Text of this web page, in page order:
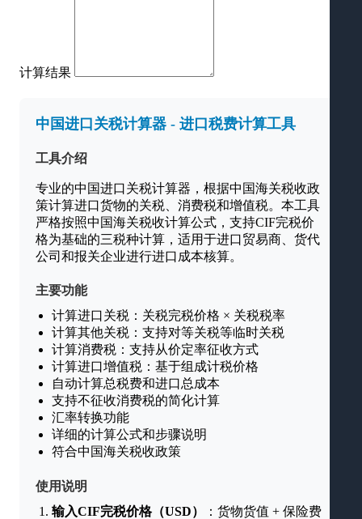
计算结果
中国进口关税计算器 - 进口税费计算工具
工具介绍
专业的中国进口关税计算器，根据中国海关税收政
策计算进口货物的关税、消费税和增值税。本工具
严格按照中国海关税收计算公式，支持CIF完税价
格为基础的三税种计算，适用于进口贸易商、货代
公司和报关企业进行进口成本核算。
主要功能
计算进口关税：关税完税价格 × 关税税率
计算其他关税：支持对等关税等临时关税
计算消费税：支持从价定率征收方式
计算进口增值税：基于组成计税价格
自动计算总税费和进口总成本
支持不征收消费税的简化计算
汇率转换功能
详细的计算公式和步骤说明
符合中国海关税收政策
使用说明
输入CIF完税价格（USD）
：货物货值 + 保险费